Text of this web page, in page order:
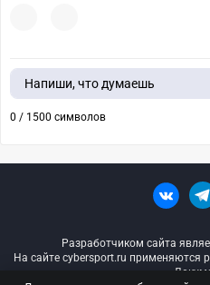
Напиши, что думаешь
0 / 1500 символов
Разработчиком сайта
На сайте cybersport.ru применяются